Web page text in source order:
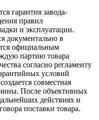
гарантия завода-
правил
и эксплуатации.
документально в
официальным
партию товара
согласно регламенту
условий
совместная
После объективных
действиях и
поставки товара.